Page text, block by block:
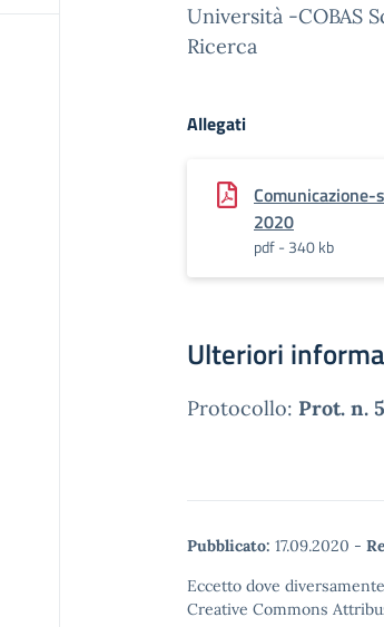
Università -COBAS
Ricerca
Allegati
2020
pdf - 340 kb
Ulteriori
Protocollo: Prot. n.
Pubblicato: 17.09.2020 -
Eccetto dove
Creative Commons